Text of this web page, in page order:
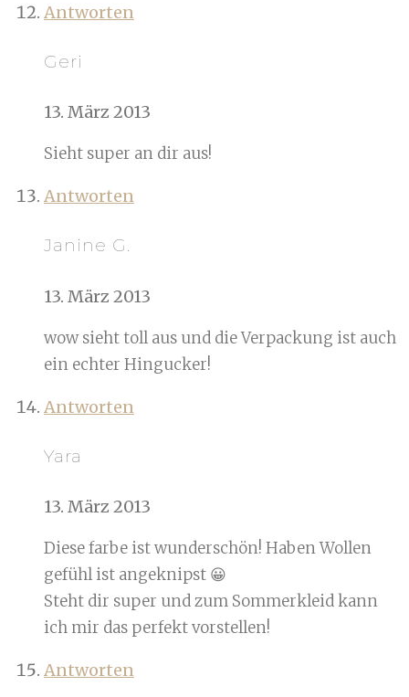
Antworten
Geri
13. März 2013
Sieht super an dir aus!
Antworten
Janine G.
13. März 2013
wow sieht toll aus und die Verpackung ist auch
ein echter Hingucker!
Antworten
Yara
13. März 2013
Diese farbe ist wunderschön! Haben Wollen
gefühl ist angeknipst 😀
Steht dir super und zum Sommerkleid kann
ich mir das perfekt vorstellen!
Antworten